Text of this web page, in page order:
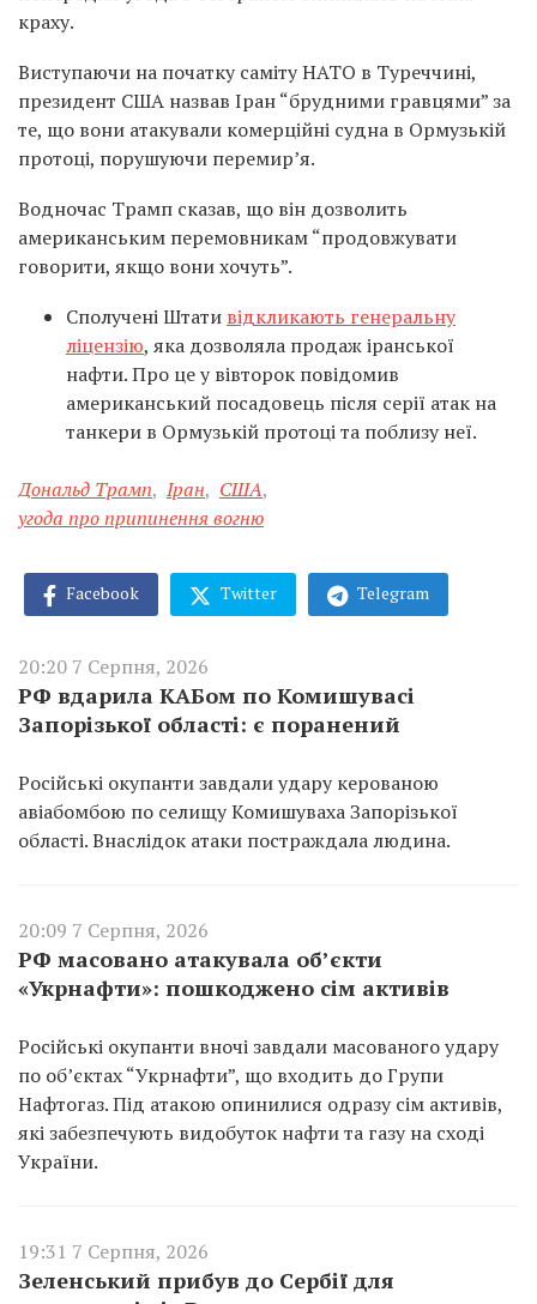
краху.
Виступаючи на початку саміту НАТО в Туреччині,
президент США назвав Іран “брудними гравцями” за
те, що вони атакували комерційні судна в Ормузькій
протоці, порушуючи перемир’я.
Водночас Трамп сказав, що він дозволить
американським перемовникам “продовжувати
говорити, якщо вони хочуть”.
Сполучені Штати відкликають генеральну
ліцензію, яка дозволяла продаж іранської
нафти. Про це у вівторок повідомив
американський посадовець після серії атак на
танкери в Ормузькій протоці та поблизу неї.
Дональд Трамп, Іран, США,
угода про припинення вогню
Facebook Twitter Telegram
20:20 7 Серпня, 2026
РФ вдарила КАБом по Комишувасі
Запорізької області: є поранений
Російські окупанти завдали удару керованою
авіабомбою по селищу Комишуваха Запорізької
області. Внаслідок атаки постраждала людина.
20:09 7 Серпня, 2026
РФ масовано атакувала об’єкти
«Укрнафти»: пошкоджено сім активів
Російські окупанти вночі завдали масованого удару
по об’єктах “Укрнафти”, що входить до Групи
Нафтогаз. Під атакою опинилися одразу сім активів,
які забезпечують видобуток нафти та газу на сході
України.
19:31 7 Серпня, 2026
Зеленський прибув до Сербії для